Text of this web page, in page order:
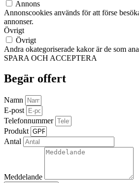
Annons
Annonscookies används för att förse
annonser.
Övrigt
Övrigt
Andra okategoriserade kakor är de som
SPARA OCH ACCEPTERA
Begär offert
Namn
E-post
Telefonnummer
Produkt
Antal
Meddelande